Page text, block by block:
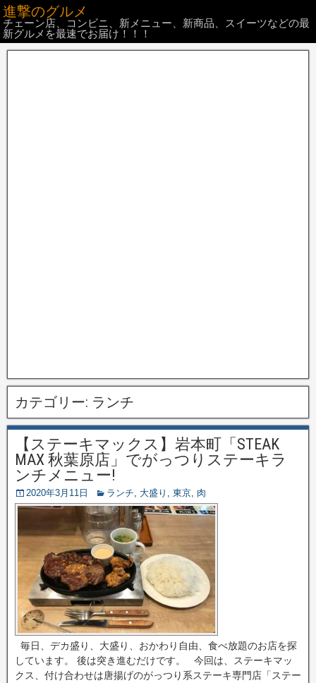
進撃のグルメ
チェーン店、コンビニ、新メニュー、新商品、スイーツなどの最
新グルメを最速でお届け！！！
カテゴリー: ランチ
【ステーキマックス】岩本町「STEAK
MAX 秋葉原店」でがっつりステーキラ
ンチメニュー!
2020年3月11日 ランチ, 大盛り , 東京, 肉
毎日、デカ盛り、大盛り、おかわり自由、食べ放題のお店を探
しています。 後は突き進むだけです。 今回は、ステーキマッ
クス、付け合わせは唐揚げのがっつり系ステーキ専門店「ステー